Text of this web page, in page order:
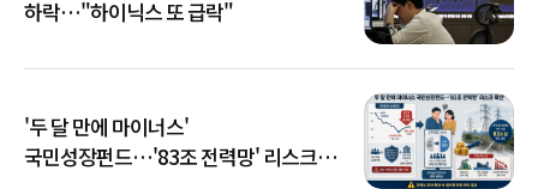
하락…"하이닉스 또 급락"
'두 달 만에 마이너스'
국민성장펀드…'83조 전력망' 리스크